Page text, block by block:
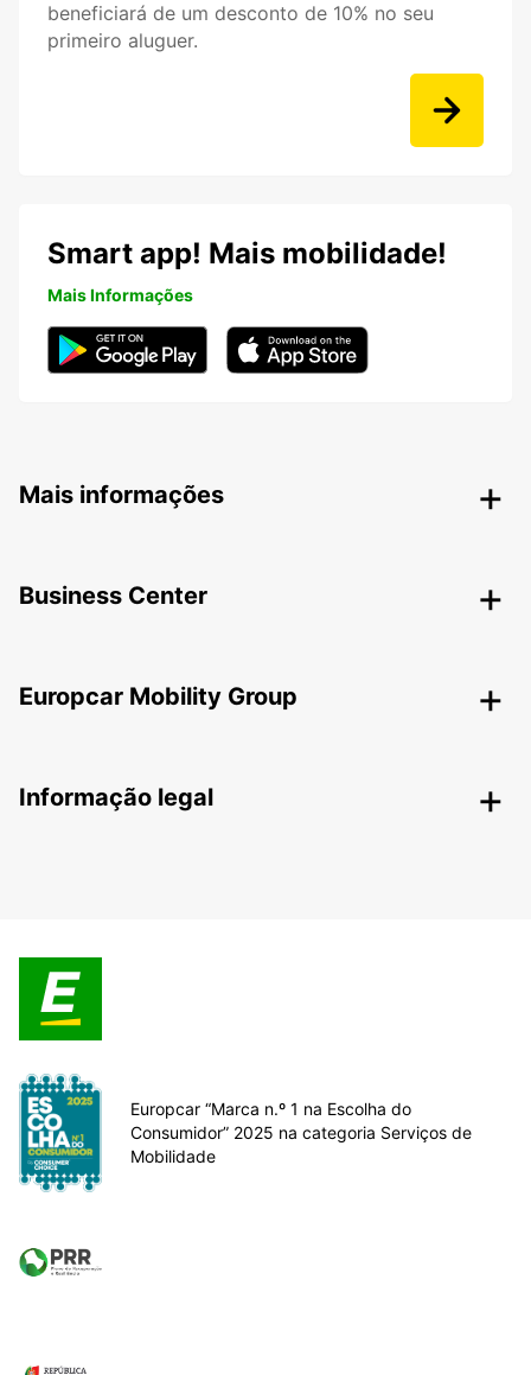
beneficiará de um desconto de 10% no seu
primeiro aluguer.
Smart app! Mais mobilidade!
Mais Informações
Mais informações
Business Center
Europcar Mobility Group
Informação legal
Europcar “Marca n.º 1 na Escolha do
Consumidor” 2025 na categoria Serviços de
Mobilidade